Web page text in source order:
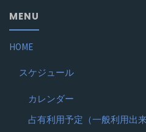
MENU
HOME
スケジュール
カレンダー
占有利用予定（一般利用出